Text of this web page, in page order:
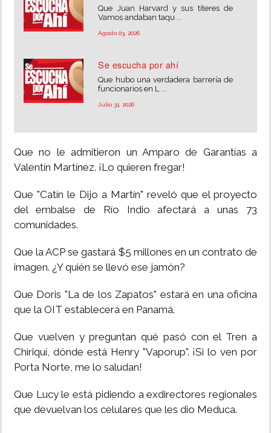
Que Juan Harvard y sus títeres de
Vamos andaban taqu ...
Agosto 03, 2026
Se escucha por ahí
Que hubo una verdadera barrería de
funcionarios en L ...
Julio 31, 2026
Que no le admitieron un Amparo de Garantías a
Valentín Martínez. ¡Lo quieren fregar!
Que "Catín le Dijo a Martín" reveló que el proyecto
del embalse de Río Indio afectará a unas 73
comunidades.
Que la ACP se gastará $5 millones en un contrato de
imagen. ¿Y quién se llevó ese jamón?
Que Doris "La de los Zapatos" estará en una oficina
que la OIT establecerá en Panamá.
Que vuelven y preguntan qué pasó con el Tren a
Chiriquí, dónde está Henry "Vaporup". ¡Si lo ven por
Porta Norte, me lo saludan!
Que Lucy le está pidiendo a exdirectores regionales
que devuelvan los celulares que les dio Meduca.